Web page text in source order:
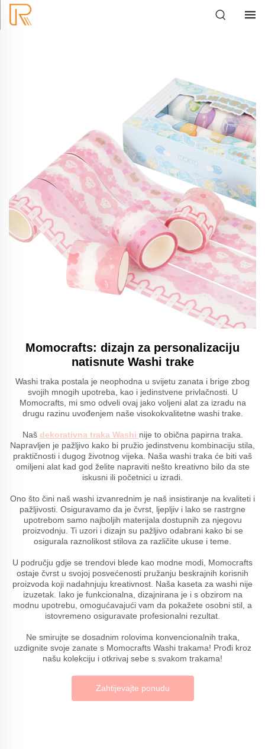
Momocrafts: dizajn za personalizaciju
natisnute Washi trake
Washi traka postala je neophodna u svijetu zanata i brige zbog
svojih mnogih upotreba, kao i jedinstvene privlačnosti. U
Momocrafts, mi smo odveli ovaj jako voljeni alat za izradu na
drugu razinu uvođenjem naše visokokvalitetne washi trake.
Naš dekorativna traka Washi nije to obična papirna traka.
Napravljen je pažljivo kako bi pružio jedinstvenu kombinaciju stila,
praktičnosti i dugog životnog vijeka. Naša washi traka će biti vaš
omiljeni alat kad god želite napraviti nešto kreativno bilo da ste
iskusni ili početnici u izradi.
Ono što čini naš washi izvanrednim je naš insistiranje na kvaliteti i
pažljivosti. Osiguravamo da je čvrst, ljepljiv i lako se rastrgne
upotrebom samo najboljih materijala dostupnih za njegovu
proizvodnju. Ti uzori i dizajn su pažljivo odabrani kako bi se
osigurala raznolikost stilova za različite ukuse i teme.
U području gdje se trendovi blede kao modne modi, Momocrafts
ostaje čvrst u svojoj posvećenosti pružanju beskrajnih korisnih
proizvoda koji nadahnjuju kreativnost. Naša kaseta za washi nije
izuzetak. Iako je funkcionalna, dizajnirana je i s obzirom na
modnu upotrebu, omogućavajući vam da pokažete osobni stil, a
istovremeno osiguravate profesionalni rezultat.
Ne smirujte se dosadnim rolovima konvencionalnih traka,
uzdignite svoje zanate s Momocrafts Washi trakama! Prođi kroz
našu kolekciju i otkrivaj sebe s svakom trakama!
Zahtijevajte ponudu